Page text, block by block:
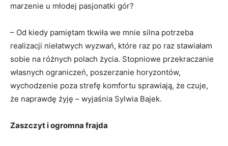
marzenie u młodej pasjonatki gór?
– Od kiedy pamiętam tkwiła we mnie silna potrzeba
realizacji niełatwych wyzwań, które raz po raz stawiałam
sobie na różnych polach życia. Stopniowe przekraczanie
własnych ograniczeń, poszerzanie horyzontów,
wychodzenie poza strefę komfortu sprawiają, że czuje,
że naprawdę żyję – wyjaśnia Sylwia Bajek.
Zaszczyt i ogromna frajda